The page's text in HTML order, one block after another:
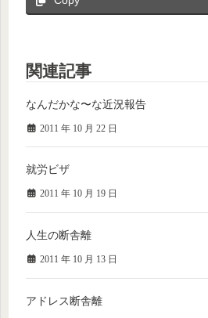
関連記事
なんだかな〜な近況報告
2011 年 10 月 22 日
就労ビザ
2011 年 10 月 19 日
人生の断舎離
2011 年 10 月 13 日
アドレス断舎離